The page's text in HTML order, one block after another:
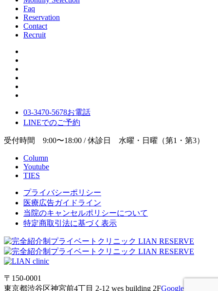
Faq
Reservation
Contact
Recruit
03-3470-5678お電話
LINEでのご予約
受付時間 9:00〜18:00 / 休診日 水曜・日曜（第1・第3）
Column
Youtube
TIES
プライバシーポリシー
医療広告ガイドライン
当院のキャンセルポリシーについて
特定商取引法に基づく表示
〒150-0001
東京都渋谷区神宮前4丁目 2-12 wes building 2FGoogle Maps